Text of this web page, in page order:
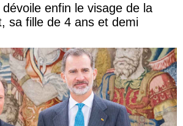
enfin le visage de la
sa fille de 4 ans et demi